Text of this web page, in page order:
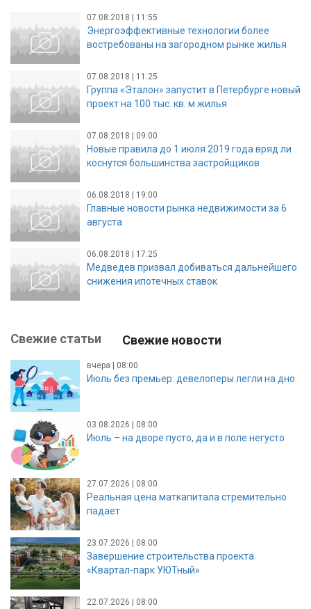
07.08.2018 | 11:55
Энергоэффективные технологии более
востребованы на загородном рынке жилья
07.08.2018 | 11:25
Группа «Эталон» запустит в Петербурге новый
проект на 100 тыс. кв. м жилья
07.08.2018 | 09:00
Новые правила до 1 июля 2019 года вряд ли
коснутся большинства застройщиков
06.08.2018 | 19:00
Главные новости рынка недвижимости за 6
августа
06.08.2018 | 17:25
Медведев призвал добиваться дальнейшего
снижения ипотечных ставок
Свежие статьи Свежие новости
вчера | 08:00
Июль без премьер: девелоперы легли на дно
03.08.2026 | 08:00
Июль – на дворе пусто, да и в поле негусто
27.07.2026 | 08:00
Реальная цена маткапитала стремительно
падает
23.07.2026 | 08:00
Завершение строительства проекта
«Квартал-парк УЮТный»
22.07.2026 | 08:00